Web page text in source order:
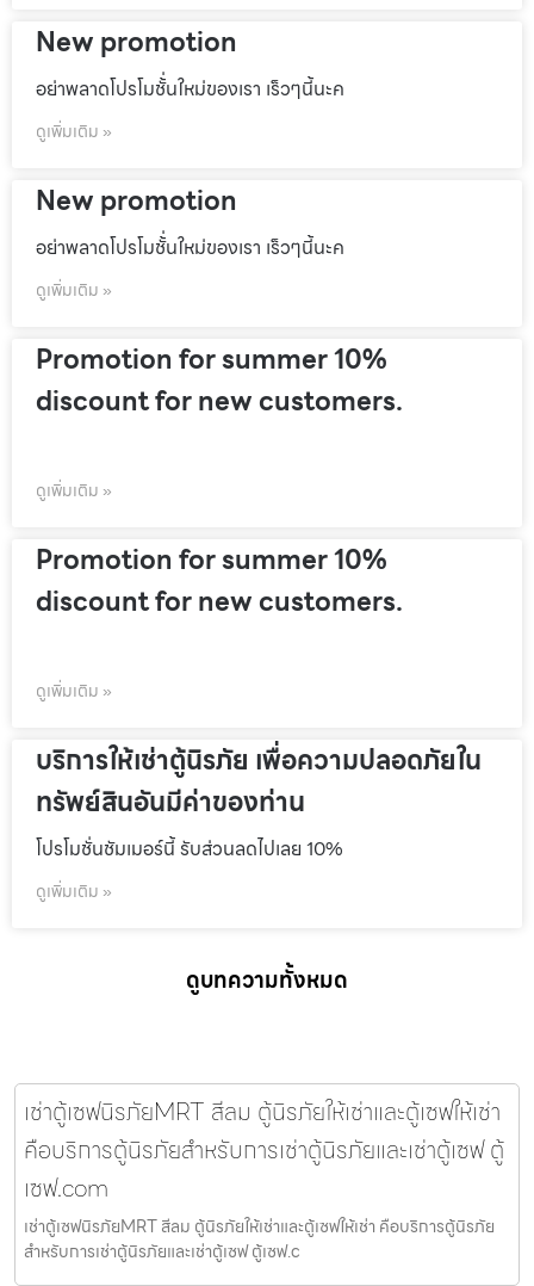
New promotion
อย่าพลาดโปรโมชั้่นใหม่ของเรา เร็วๆนี้นะค
ดูเพิ่มเติม »
New promotion
อย่าพลาดโปรโมชั้่นใหม่ของเรา เร็วๆนี้นะค
ดูเพิ่มเติม »
Promotion for summer 10%
discount for new customers.
ดูเพิ่มเติม »
Promotion for summer 10%
discount for new customers.
ดูเพิ่มเติม »
บริการให้เช่าตู้นิรภัย เพื่อความปลอดภัยใน
ทรัพย์สินอันมีค่าของท่าน
โปรโมชั่นชัมเมอร์นี้ รับส่วนลดไปเลย 10%
ดูเพิ่มเติม »
ดูบทความทั้งหมด
เช่าตู้เซฟนิรภัยMRT สีลม ตู้นิรภัยให้เช่าและตู้เซฟให้เช่า
คือบริการตู้นิรภัยสำหรับการเช่าตู้นิรภัยและเช่าตู้เซฟ ตู้
เซฟ.com
เช่าตู้เซฟนิรภัยMRT สีลม ตู้นิรภัยให้เช่าและตู้เซฟให้เช่า คือบริการตู้นิรภัย
สำหรับการเช่าตู้นิรภัยและเช่าตู้เซฟ ตู้เซฟ.c